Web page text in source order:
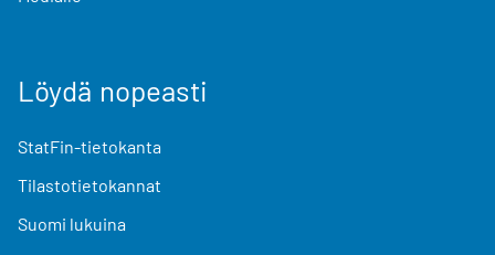
Löydä nopeasti
StatFin-tietokanta
Tilastotietokannat
Suomi lukuina